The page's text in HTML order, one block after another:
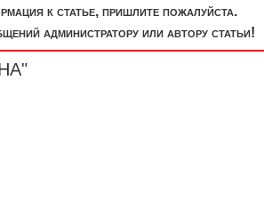
к статье, пришлите пожалуйста.
администратору или автору статьи!